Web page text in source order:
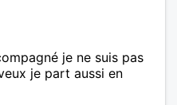
je ne suis pas
je part aussi en